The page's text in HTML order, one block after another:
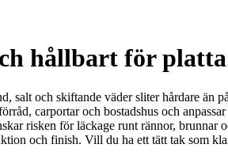
hållbart för
och skiftande väder sliter hårdare än
carportar och bostadshus och
risken för läckage runt rännor,
och finish. Vill du ha ett tätt tak som